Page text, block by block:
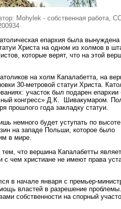
Mohylek - собственная работа,
епархия была вынуждена
Христа на одном из холмов в
которые верят, что на этой
на холм Капалабетта, на
30-метровой статуи Христа.
участок был подарен
конгресс» Д.К. Шивакумаром.
прошлого года закладку статуи.
немного будет уступать по
на западе Польши, которое было
в мире.
что вершина Капалабетты
чем христиане не имеют права
в начале января с премьер-
властей в разрешение
собственности на спорный